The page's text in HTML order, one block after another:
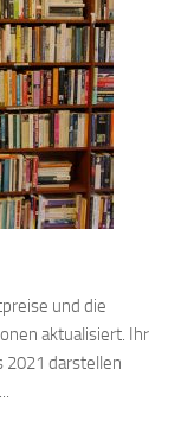
und die
aktualisiert. Ihr
2021 darstellen